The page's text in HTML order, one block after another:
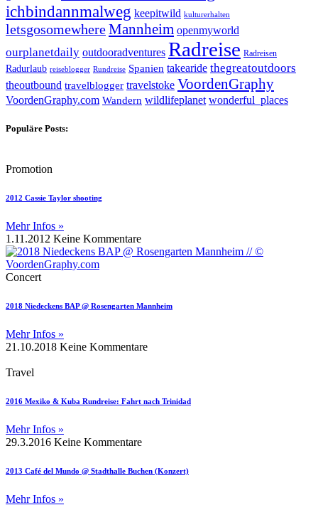
ichbindannmalweg keepitwild kulturerhalten
letsgosomewhereMannheim openmyworld
ourplanetdaily outdooradventures Radreise Radreisen
Radurlaub reiseblogger Rundreise Spanien takearide thegreatoutdoors
theoutbound travelblogger travelstoke VoordenGraphy
VoordenGraphy.com Wandern wildlifeplanet wonderful_places
Populäre Posts:
Promotion
2012 Cassie Taylor shooting
Mehr Infos »
1.11.2012 Keine Kommentare
Concert
2018 Niedeckens BAP @ Rosengarten Mannheim
Mehr Infos »
21.10.2018 Keine Kommentare
Travel
2016 Mexiko & Kuba Rundreise: Fahrt nach Trinidad
Mehr Infos »
29.3.2016 Keine Kommentare
2013 Café del Mundo @ Stadthalle Buchen (Konzert)
Mehr Infos »